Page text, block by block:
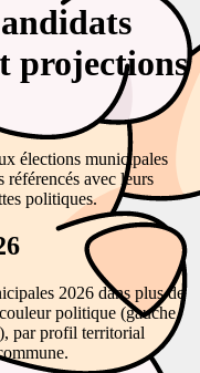
projections
élections municipales
référencés avec leurs
politiques.
2026 dans plus de
politique (gauche,
par profil territorial